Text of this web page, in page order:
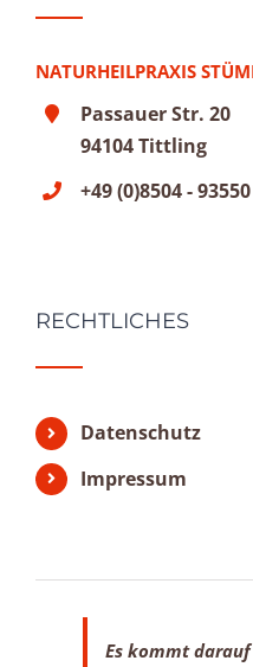
NATURHEILPRAXIS
Passauer Str. 20
94104 Tittling
+49 (0)8504 - 93550
RECHTLICHES
Datenschutz
Impressum
Es kommt